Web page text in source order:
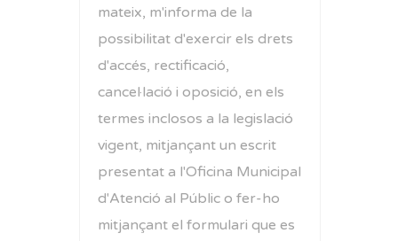
mateix, m'informa de la
possibilitat d'exercir els drets
d'accés, rectificació,
cancel·lació i oposició, en els
termes inclosos a la legislació
vigent, mitjançant un escrit
presentat a l'Oficina Municipal
d'Atenció al Públic o fer-ho
mitjançant el formulari que es